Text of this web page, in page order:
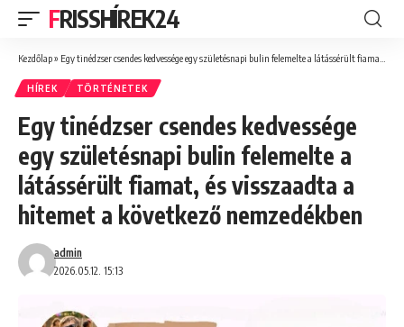
FRISSHÍREK24
Kezdőlap» Egy tinédzser csendes kedvessége egy születésnapi bulin felemelte a látássérült fiamat, és visszaadta a hitemet a következő nemzedékben
HÍREK TÖRTÉNETEK
Egy tinédzser csendes kedvessége
egy születésnapi bulin felemelte a
látássérült fiamat, és visszaadta a
hitemet a következő nemzedékben
2026.05.12. 15:13
admin